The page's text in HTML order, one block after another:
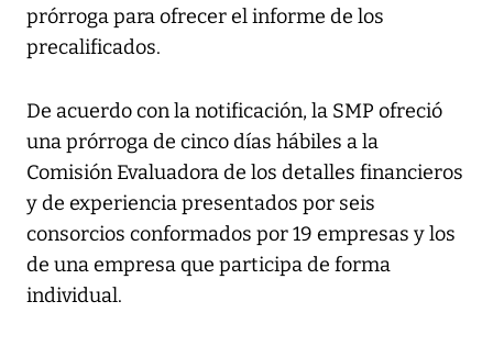
prórroga para ofrecer el informe de los
precalificados.
De acuerdo con la notificación, la SMP ofreció
una prórroga de cinco días hábiles a la
Comisión Evaluadora de los detalles financieros
y de experiencia presentados por seis
consorcios conformados por 19 empresas y los
de una empresa que participa de forma
individual.